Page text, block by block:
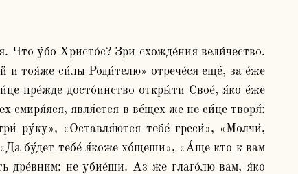
Что у́бо Христо́с? Зри схожде́ния вели́чество.
тоя́же си́лы Роди́телю» отрече́ся еще́, за е́же
пре́жде досто́инство откры́ти Свое́, я́ко е́же
смиря́яся, явля́ется в ве́щех же не си́це творя́:
ру́ку», «Оставля́ются тебе́ греси́», «Молчи́,
бу́дет тебе́ я́коже хо́щеши», «А́ще кто к вам
дре́вним: не убие́ши. Аз же глаго́лю вам, я́ко